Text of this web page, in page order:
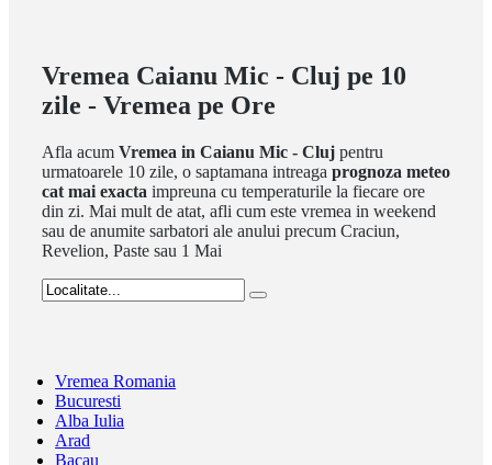
Vremea Caianu Mic - Cluj pe 10
zile - Vremea pe Ore
Afla acum Vremea in Caianu Mic - Cluj pentru
urmatoarele 10 zile, o saptamana intreaga prognoza meteo
cat mai exacta impreuna cu temperaturile la fiecare ore
din zi. Mai mult de atat, afli cum este vremea in weekend
sau de anumite sarbatori ale anului precum Craciun,
Revelion, Paste sau 1 Mai
Vremea Romania
Bucuresti
Alba Iulia
Arad
Bacau